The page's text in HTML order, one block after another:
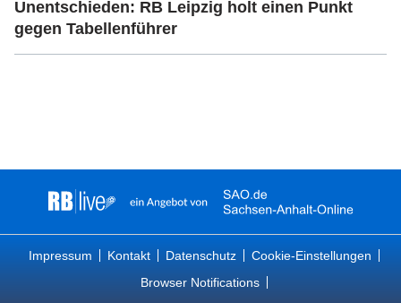
Unentschieden: RB Leipzig holt einen Punkt
gegen Tabellenführer
Impressum Kontakt Datenschutz
Cookie-Einstellungen
Browser Notifications